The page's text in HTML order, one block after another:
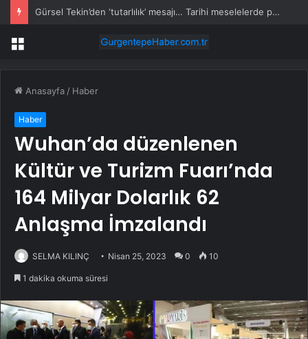
Gürsel Tekin’den ‘tutarlılık’ mesajı… Tarihi meselelerde pusula net olmalı
Menü
Anasayfa / Haber
Haber
Wuhan’da düzenlenen
Kültür ve Turizm Fuarı’nda
164 Milyar Dolarlık 62
Anlaşma İmzalandı
SELMA KILINÇ Nisan 25, 2023 0 10
1 dakika okuma süresi